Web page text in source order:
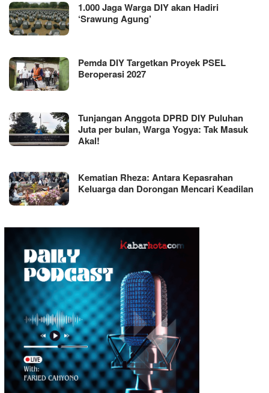
1.000 Jaga Warga DIY akan Hadiri
‘Srawung Agung’
Pemda DIY Targetkan Proyek PSEL
Beroperasi 2027
Tunjangan Anggota DPRD DIY Puluhan
Juta per bulan, Warga Yogya: Tak Masuk
Akal!
Kematian Rheza: Antara Kepasrahan
Keluarga dan Dorongan Mencari Keadilan